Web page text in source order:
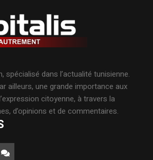
spécialisé dans l’actualité tunisienne.
ailleurs, une grande importance aux
citoyenne, à travers la
d’opinions et de commentaires.